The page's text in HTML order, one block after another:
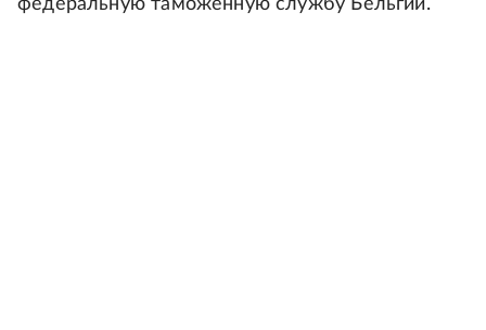
федеральную таможенную службу Бельгии.